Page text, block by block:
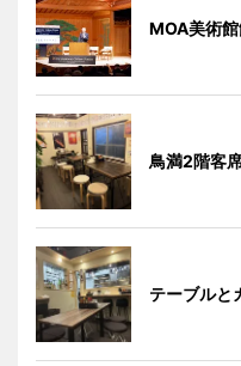
MOA美術
鳥満2階客
テーブルと